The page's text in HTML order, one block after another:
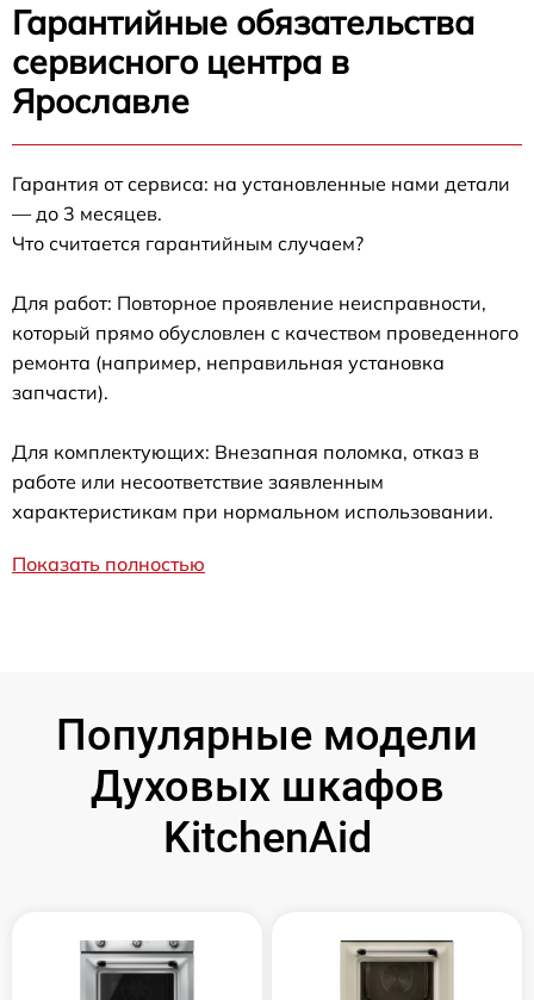
Гарантийные обязательства
сервисного центра в
Ярославле
Гарантия от сервиса: на установленные нами детали
— до 3 месяцев.
Что считается гарантийным случаем?
Для работ: Повторное проявление неисправности,
который прямо обусловлен с качеством проведенного
ремонта (например, неправильная установка
запчасти).
Для комплектующих: Внезапная поломка, отказ в
работе или несоответствие заявленным
характеристикам при нормальном использовании.
Показать полностью
Популярные модели
Духовых шкафов
KitchenAid